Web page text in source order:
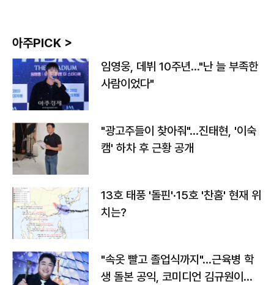
아주PICK >
임영웅, 데뷔 10주년…"난 늘 부족한
사람이었다"
"광고주들이 찾아줘"…진태현, '이숙
캠' 하차 후 근황 공개
13호 태풍 '돌핀'·15호 '찬홈' 현재 위
치는?
"속옷 빨고 졸업식까지"…근육병 학
생 돌본 공익, 코미디언 김규원이었